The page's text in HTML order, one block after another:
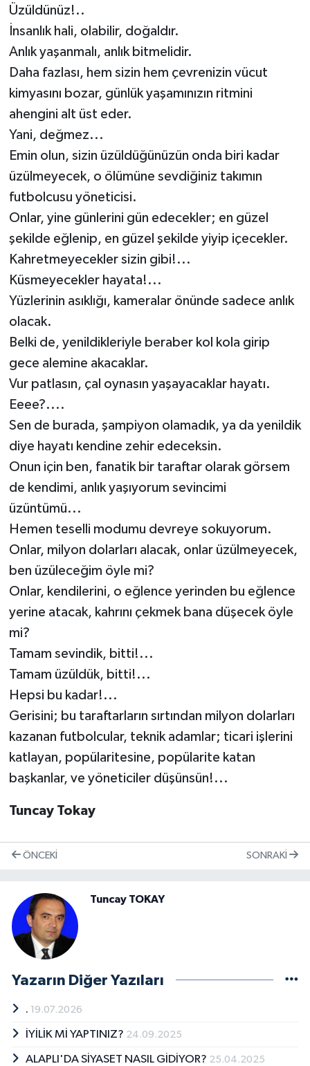
Üzüldünüz!..
İnsanlık hali, olabilir, doğaldır.
Anlık yaşanmalı, anlık bitmelidir.
Daha fazlası, hem sizin hem çevrenizin vücut
kimyasını bozar, günlük yaşamınızın ritmini
ahengini alt üst eder.
Yani, değmez...
Emin olun, sizin üzüldüğünüzün onda biri kadar
üzülmeyecek, o ölümüne sevdiğiniz takımın
futbolcusu yöneticisi.
Onlar, yine günlerini gün edecekler; en güzel
şekilde eğlenip, en güzel şekilde yiyip içecekler.
Kahretmeyecekler sizin gibi!...
Küsmeyecekler hayata!...
Yüzlerinin asıklığı, kameralar önünde sadece anlık
olacak.
Belki de, yenildikleriyle beraber kol kola girip
gece alemine akacaklar.
Vur patlasın, çal oynasın yaşayacaklar hayatı.
Eeee?....
Sen de burada, şampiyon olamadık, ya da yenildik
diye hayatı kendine zehir edeceksin.
Onun için ben, fanatik bir taraftar olarak görsem
de kendimi, anlık yaşıyorum sevincimi
üzüntümü...
Hemen teselli modumu devreye sokuyorum.
Onlar, milyon dolarları alacak, onlar üzülmeyecek,
ben üzüleceğim öyle mi?
Onlar, kendilerini, o eğlence yerinden bu eğlence
yerine atacak, kahrını çekmek bana düşecek öyle
mi?
Tamam sevindik, bitti!...
Tamam üzüldük, bitti!...
Hepsi bu kadar!...
Gerisini; bu taraftarların sırtından milyon dolarları
kazanan futbolcular, teknik adamlar; ticari işlerini
katlayan, popülaritesine, popülarite katan
başkanlar, ve yöneticiler düşünsün!...
Tuncay Tokay
ÖNCEKI SONRAKI
Tuncay TOKAY
Yazarın Diğer Yazıları
. 19.07.2026
İYİLİK Mİ YAPTINIZ? 24.09.2025
ALAPLI'DA SİYASET NASIL GİDİYOR? 25.04.2025